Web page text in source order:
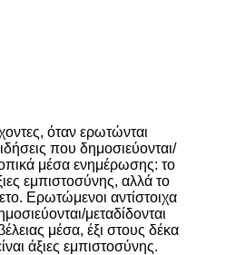
όταν ερωτώνται
που δημοσιεύονται/
μέσα ενημέρωσης: το
εμπιστοσύνης, αλλά το
Ερωτώμενοι αντίστοιχα
μεταδίδονται
μέσα, έξι στους δέκα
άξιες εμπιστοσύνης.